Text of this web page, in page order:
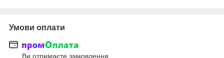
Умови оплати
Ви отримаєте замовлення